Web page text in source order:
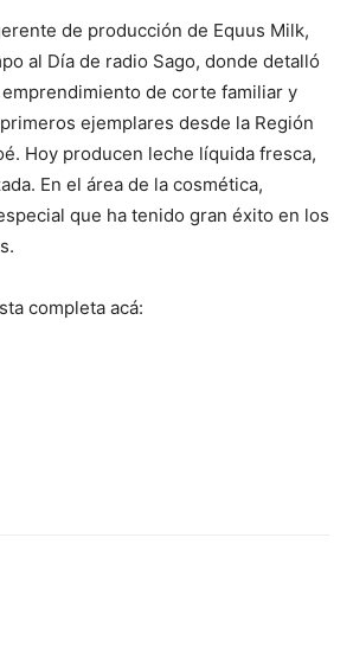
de producción de Equus Milk,
al Día de radio Sago, donde detalló
de corte familiar y
ejemplares desde la Región
Hoy producen leche líquida fresca,
En el área de la cosmética,
que ha tenido gran éxito en los
completa acá: